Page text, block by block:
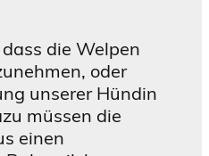
die Welpen
oder
unserer Hündin
müssen die
einen